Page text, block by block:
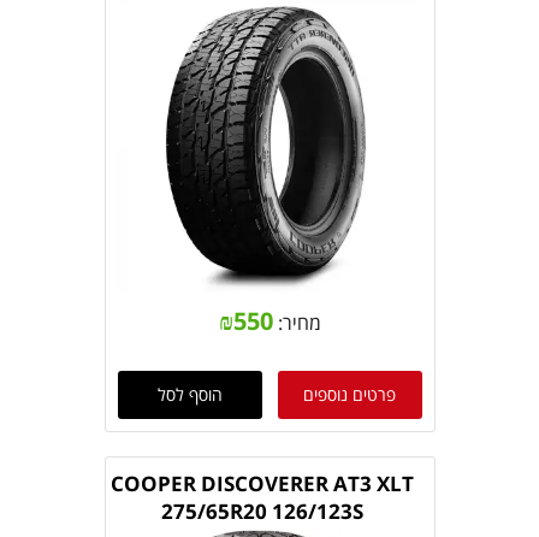
מחיר: ₪550
פרטים נוספים הוסף לסל
COOPER DISCOVERER AT3 XLT
275/65R20 126/123S